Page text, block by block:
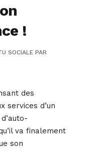
!
SOCIALE PAR
des
services d’un
va finalement
son